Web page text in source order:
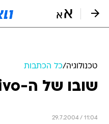
טכנולוגיה/כל הכתבות
שובו של ה-Tivo
29.7.2004 / 11:04